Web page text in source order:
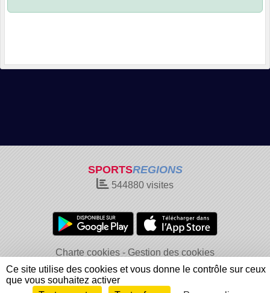
SPORTSREGIONS
544880 visites
Charte cookies
Gestion des cookies
Informations légales
Signaler un contenu inapproprié
Ce site utilise des cookies et vous donne le contrôle sur ceux
que vous souhaitez activer